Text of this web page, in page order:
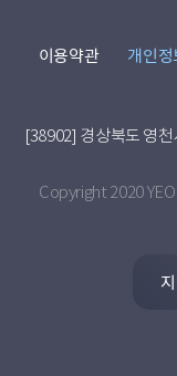
이용약관 개인
[38902] 경상북도 영
Copyright 2020